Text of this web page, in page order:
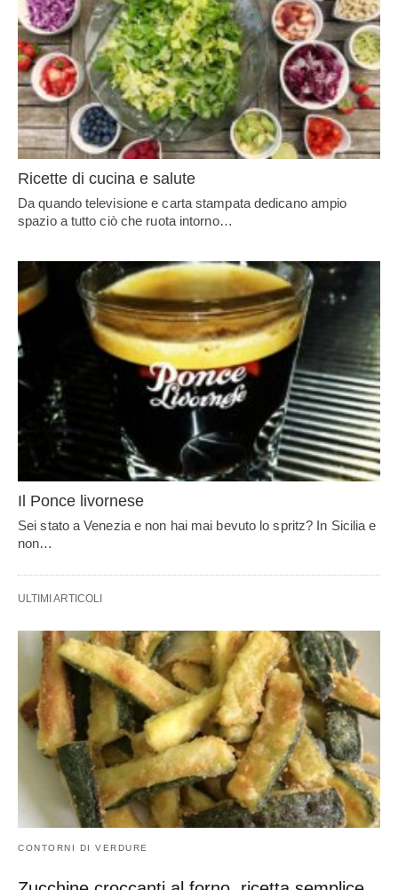
Ricette di cucina e salute
Da quando televisione e carta stampata dedicano ampio
spazio a tutto ciò che ruota intorno…
Il Ponce livornese
Sei stato a Venezia e non hai mai bevuto lo spritz? In Sicilia e
non…
ULTIMI ARTICOLI
CONTORNI DI VERDURE